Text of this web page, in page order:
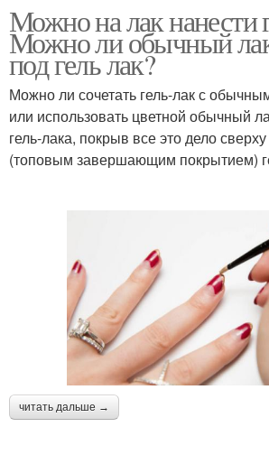
Можно на лак нанести
Можно ли обычный
под гель лак?
Можно ли сочетать гель-лак с
или использовать цветной обычный
гель-лака, покрыв все это дело
(топовым завершающим покрытием)
читать дальше →